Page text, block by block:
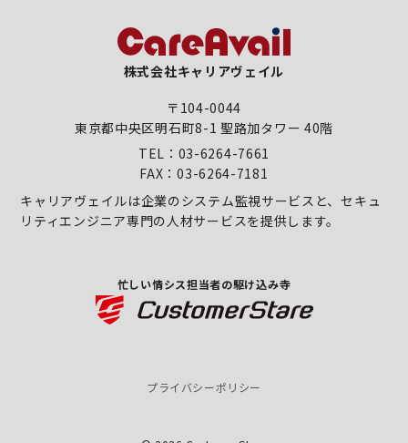
株式会社キャリアヴェイル
〒104-0044
東京都中央区明石町8-1 聖路加タワー 40階
TEL：03-6264-7661
FAX：03-6264-7181
キャリアヴェイルは企業のシステム監視サービスと、セキュ
リティエンジニア専門の人材サービスを提供します。
忙しい情シス担当者の駆け込み寺
プライバシーポリシー